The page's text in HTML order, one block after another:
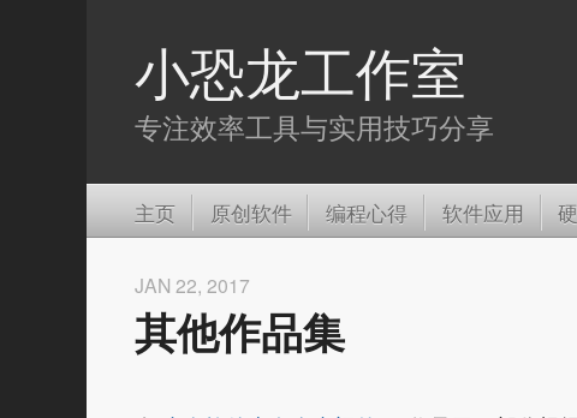
小恐龙工作室
专注效率工具与实用技巧分享
主页 原创软件 编程心得 软件应用
JAN 22, 2017
其他作品集